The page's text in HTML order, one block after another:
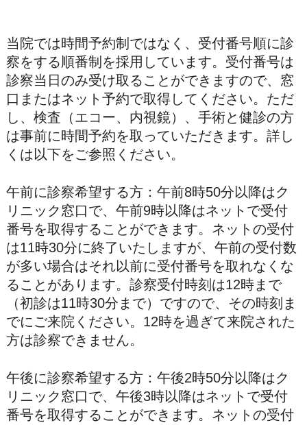
当院では時間予約制ではなく、受付番号順に診
察をする順番制を採用しています。受付番号は
診察当日のみ受け取ることができますので、窓
口またはネット予約で取得してください。ただ
し、検査（エコー、内視鏡）、手術と健診の方
は事前に時間予約を取っていただきます。詳し
くは以下をご参照ください。
午前に診察希望する方：午前8時50分以降はク
リニック窓口で、午前9時以降はネットで受付
番号を取得することができます。ネットの受付
は11時30分に終了いたしますが、午前の受付数
が多い場合はそれ以前に受付番号を取れなくな
ることがあります。診察受付時刻は12時まで
（初診は11時30分まで）ですので、その時刻ま
でにご来院ください。12時を過ぎて来院された
方は診察できません。
午後に診察希望する方：午後2時50分以降はク
リニック窓口で、午後3時以降はネットで受付
番号を取得することができます。ネットの受付